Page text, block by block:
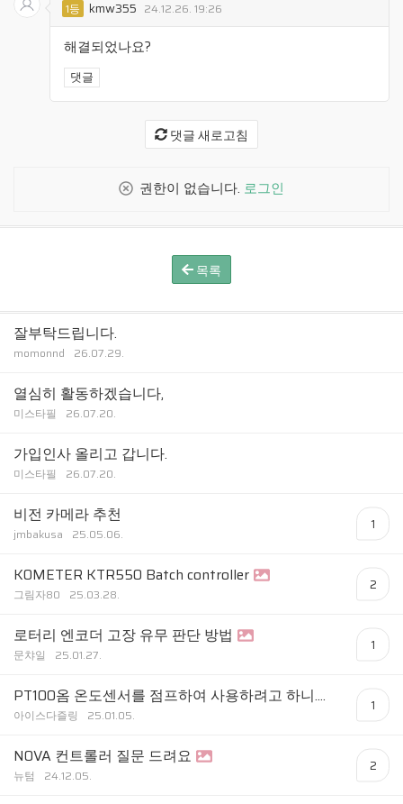
1등 kmw355 24.12.26. 19:26
해결되었나요?
댓글
댓글 새로고침
권한이 없습니다. 로그인
목록
잘부탁드립니다.
momonnd 26.07.29.
열심히 활동하겠습니다,
미스타필 26.07.20.
가입인사 올리고 갑니다.
미스타필 26.07.20.
비전 카메라 추천
jmbakusa 25.05.06.
1
KOMETER KTR550 Batch controller
그림자80 25.03.28.
2
로터리 엔코더 고장 유무 판단 방법
문챠일 25.01.27.
1
PT100옴 온도센서를 점프하여 사용하려고 하니....
아이스다즐링 25.01.05.
1
NOVA 컨트롤러 질문 드려요
뉴텀 24.12.05.
2